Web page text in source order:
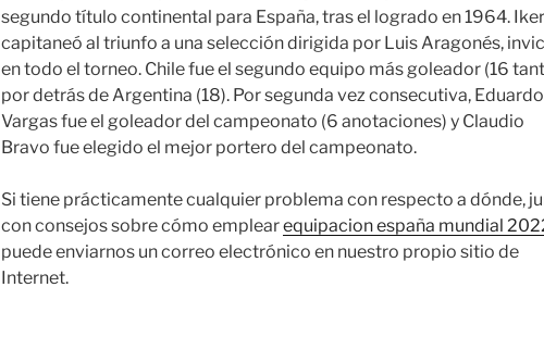
segundo título continental para España, tras el logrado en 1964. Iker
capitaneó al triunfo a una selección dirigida por Luis Aragonés,
en todo el torneo. Chile fue el segundo equipo más goleador (16
por detrás de Argentina (18). Por segunda vez consecutiva, Eduardo
Vargas fue el goleador del campeonato (6 anotaciones) y Claudio
Bravo fue elegido el mejor portero del campeonato.
Si tiene prácticamente cualquier problema con respecto a dónde,
con consejos sobre cómo emplearequipacion españa mundial
puede enviarnos un correo electrónico en nuestro propio sitio de
Internet.